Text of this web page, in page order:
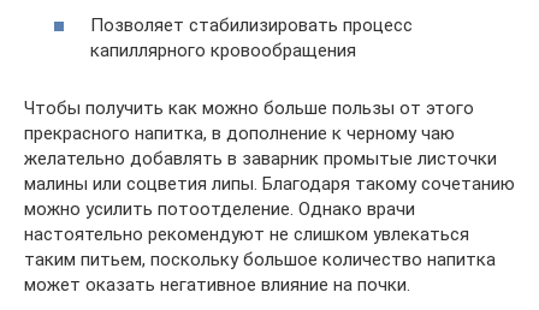
Позволяет стабилизировать процесс
капиллярного кровообращения
Чтобы получить как можно больше пользы от этого
прекрасного напитка, в дополнение к черному чаю
желательно добавлять в заварник промытые листочки
малины или соцветия липы. Благодаря такому сочетанию
можно усилить потоотделение. Однако врачи
настоятельно рекомендуют не слишком увлекаться
таким питьем, поскольку большое количество напитка
может оказать негативное влияние на почки.